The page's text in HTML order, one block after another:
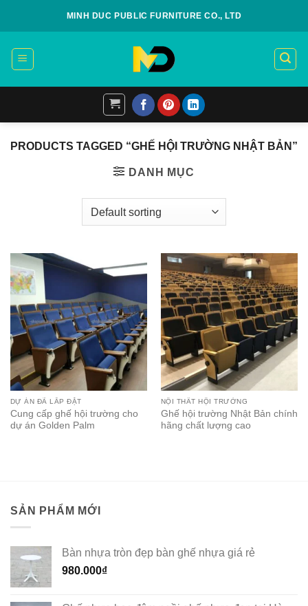
MINH DUC PUBLIC FURNITURE CO., LTD
PRODUCTS TAGGED “GHẾ HỘI TRƯỜNG NHẬT BẢN”
DANH MỤC
DỰ ÁN ĐÃ LẮP ĐẶT
Cung cấp ghế hội trường cho
dự án Golden Palm
NỘI THẤT HỘI TRƯỜNG
Ghế hội trường Nhật Bản chính
hãng chất lượng cao
SẢN PHẨM MỚI
Bàn nhựa tròn đẹp bàn ghế nhựa giá rẻ
980.000₫